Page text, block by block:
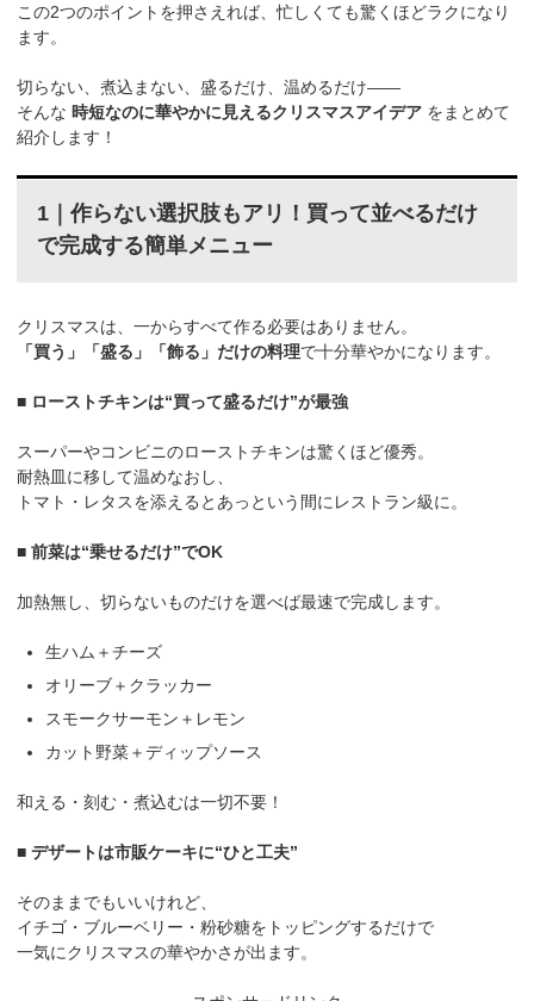
この2つのポイントを押さえれば、忙しくても驚くほどラクになり
ます。
切らない、煮込まない、盛るだけ、温めるだけ——
そんな 時短なのに華やかに見えるクリスマスアイデア をまとめて
紹介します！
1｜作らない選択肢もアリ！買って並べるだけ
で完成する簡単メニュー
クリスマスは、一からすべて作る必要はありません。
「買う」「盛る」「飾る」だけの料理で十分華やかになります。
■ ローストチキンは“買って盛るだけ”が最強
スーパーやコンビニのローストチキンは驚くほど優秀。
耐熱皿に移して温めなおし、
トマト・レタスを添えるとあっという間にレストラン級に。
■ 前菜は“乗せるだけ”でOK
加熱無し、切らないものだけを選べば最速で完成します。
生ハム＋チーズ
オリーブ＋クラッカー
スモークサーモン＋レモン
カット野菜＋ディップソース
和える・刻む・煮込むは一切不要！
■ デザートは市販ケーキに“ひと工夫”
そのままでもいいけれど、
イチゴ・ブルーベリー・粉砂糖をトッピングするだけで
一気にクリスマスの華やかさが出ます。